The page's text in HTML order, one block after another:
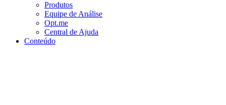
Produtos
Equipe de Análise
Opt.me
Central de Ajuda
Conteúdo